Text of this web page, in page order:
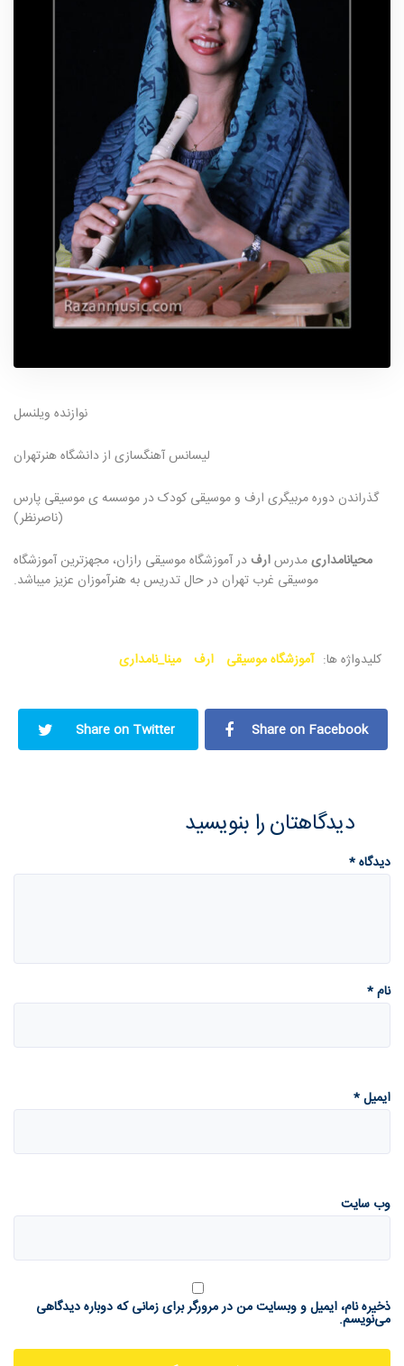
نوازنده ویلنسل
لیسانس آهنگسازی از دانشگاه هنرتهران
گذراندن دوره مربیگری ارف و موسیقی کودک در موسسه ی موسیقی پارس
(ناصرنظر)
محیانامدارىمدرسارف در آموزشگاه موسیقی رازان، مجهزترین آموزشگاه
موسیقی غرب تهران در حال تدریس به هنرآموزان عزیز میباشد.
کلیدواژه ها: آموزشگاه موسیقی ارف مینا_نامداری
Share on Facebook
Share on Twitter
دیدگاهتان را بنویسید
دیدگاه*
نام*
ایمیل*
وب‌ سایت
ذخیره نام، ایمیل و وبسایت من در مرورگر برای زمانی که دوباره دیدگاهی
می‌نویسم.